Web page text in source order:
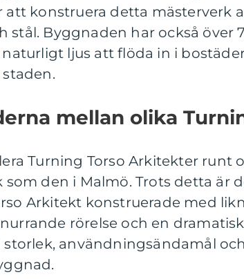
att konstruera detta mästerverk
stål. Byggnaden har också över
ljus att flöda in i
mellan olika
Turning Torso Arkitekter runt
som den i Malmö. Trots detta är
Arkitekt konstruerade med
rörelse och en
storlek, användningsändamål